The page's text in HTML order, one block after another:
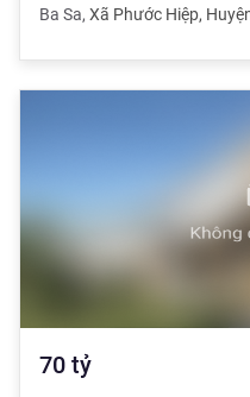
Ba Sa, Xã Phước Hiệp,
70 tỷ